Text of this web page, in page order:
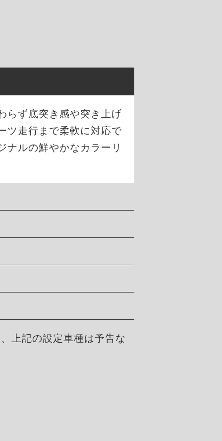
らず底突き感や突き上げ
ツ走行まで柔軟に対応で
ナルの鮮やかなカラーリ
上記の設定車種は予告な